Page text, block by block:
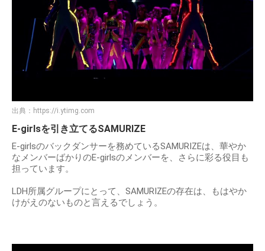
出典： https://i.ytimg.com
E-girlsを引き立てるSAMURIZE
E-girlsのバックダンサーを務めているSAMURIZEは、華やか
なメンバーばかりのE-girlsのメンバーを、さらに彩る役目も
担っています。
LDH所属グループにとって、SAMURIZEの存在は、もはやか
けがえのないものと言えるでしょう。